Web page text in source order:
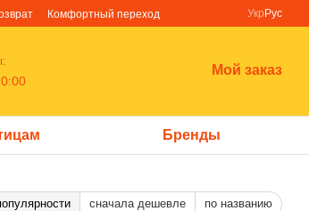
Комфортный переход
Укр Рус
Мой заказ
Бренды
сначала дешевле по названию